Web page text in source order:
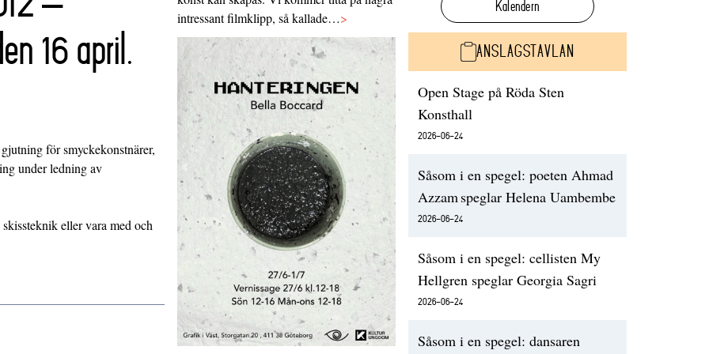
16 april.
för smyckekonstnärer,
under ledning av
eller vara med och
intressant filmklipp, så kallade…>
Kalendern
ANSLAGSTAVLAN
Open Stage på Röda Sten
Konsthall
2026-06-24
Såsom i en spegel: poeten Ahmad
Azzam speglar Helena Uambembe
2026-06-24
Såsom i en spegel: cellisten My
Hellgren speglar Georgia Sagri
2026-06-24
Såsom i en spegel: dansaren